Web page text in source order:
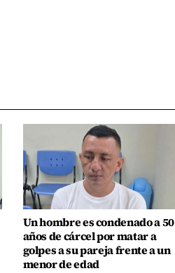
Un hombre es condenado a 50
años de cárcel por matar a
golpes a su pareja frente a un
menor de edad